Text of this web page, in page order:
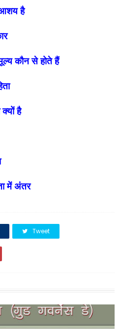
आशय है
कौन से होते हैं
है
में अंतर
Tweet